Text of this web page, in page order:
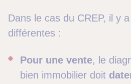
Dans le cas du CREP, il y
différentes :
Pour une vente, le
bien immobilier doit